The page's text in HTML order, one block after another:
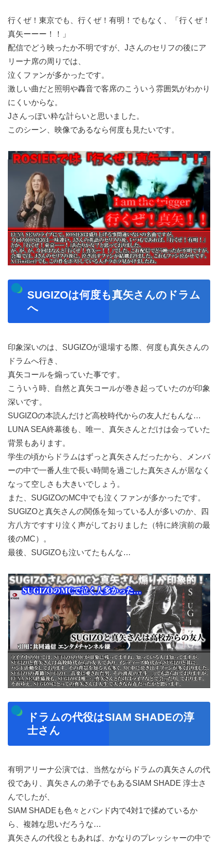
行くぜ！東京でも、行くぜ！有明！でもなく、「行くぜ！
真矢ーーー！！」
配信でどう映ったか不明ですが、Jさんのセリフの後にア
リーナ席の周りでは、
泣くファンが多かったです。
激しい曲だと照明や轟音で客席のこういう雰囲気がわかり
にくいからな。
Jさんっぽい粋な計らいと思いました。
このシーン、映像であるなら何度も見たいです。
SUGIZOは何度も真矢さんのドラム
へ
印象深いのは、SUGIZOが退場する際、何度も真矢さんの
ドラムへ行き、
真矢コールを煽っていた事です。
こういう時、自然と真矢コールが巻き起っていたのが印象
深いです。
SUGIZOの本読んだけど高校時代からの友人だもんな…
LUNA SEA終幕後も、唯一、真矢さんとだけは会っていた
背景もあります。
学生の頃からドラムはずっと真矢さんだったから、メンバ
ーの中で一番人生で長い時間を過ごした真矢さんが居なく
なって空しさも大きいでしょう。
また、SUGIZOのMC中でも泣くファンが多かったです。
SUGIZOと真矢さんの関係を知っている人が多いのか、四
方八方ですすり泣く声がしておりました（特に終演前の最
後のMC）。
最後、SUGIZOも泣いてたもんな…
ドラムの代役はSIAM SHADEの淳
士さん
有明アリーナ公演では、当然ながらドラムの真矢さんの代
役であり、真矢さんの弟子でもあるSIAM SHADE 淳士さ
んでしたが、
SIAM SHADEも色々とバンド内で4対1で揉めているか
ら、複雑な思いだろうな…
真矢さんの代役ともあれば、かなりのプレッシャーの中で